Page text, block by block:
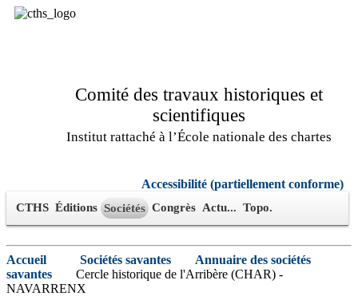
Comité des travaux historiques et
scientifiques
Institut rattaché à l’École nationale des chartes
Accessibilité (partiellement conforme)
CTHS Éditions Sociétés Congrès Actu... Topo.
Accueil Sociétés savantes
Annuaire des sociétés
savantes
Cercle historique de l'Arribère (CHAR) -
NAVARRENX